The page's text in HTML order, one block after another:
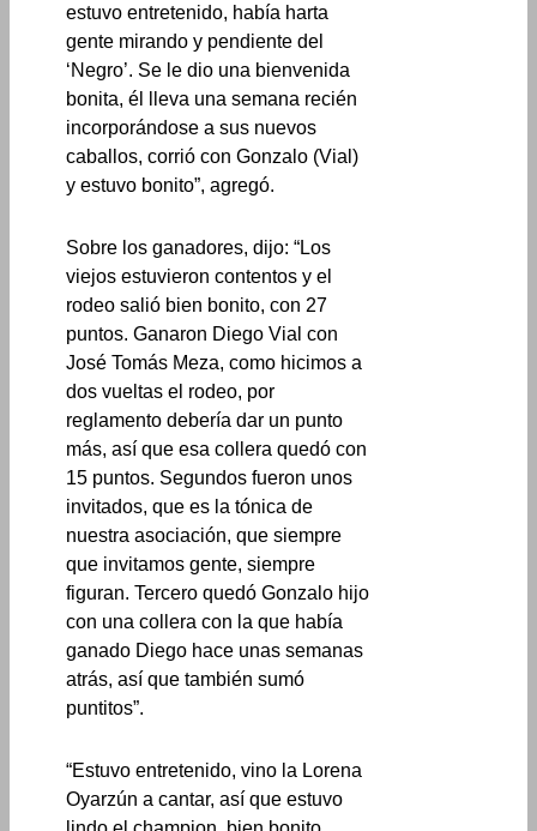
estuvo entretenido, había harta
gente mirando y pendiente del
‘Negro’. Se le dio una bienvenida
bonita, él lleva una semana recién
incorporándose a sus nuevos
caballos, corrió con Gonzalo (Vial)
y estuvo bonito”, agregó.
Sobre los ganadores, dijo: “Los
viejos estuvieron contentos y el
rodeo salió bien bonito, con 27
puntos. Ganaron Diego Vial con
José Tomás Meza, como hicimos a
dos vueltas el rodeo, por
reglamento debería dar un punto
más, así que esa collera quedó con
15 puntos. Segundos fueron unos
invitados, que es la tónica de
nuestra asociación, que siempre
que invitamos gente, siempre
figuran. Tercero quedó Gonzalo hijo
con una collera con la que había
ganado Diego hace unas semanas
atrás, así que también sumó
puntitos”.
“Estuvo entretenido, vino la Lorena
Oyarzún a cantar, así que estuvo